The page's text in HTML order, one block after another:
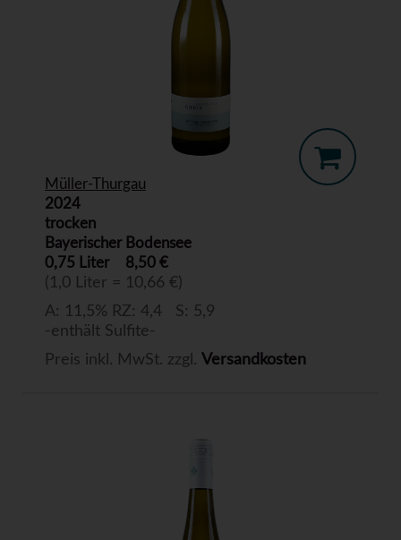
Müller-Thurgau
2024
trocken
Bayerischer Bodensee
0,75 Liter
8,50 €
(1,0 Liter = 10,66 €)
A: 11,5% RZ: 4,4 S: 5,9
-enthält Sulfite-
Preis inkl. MwSt. zzgl. Versandkosten